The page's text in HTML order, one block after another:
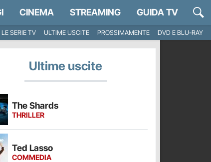
CINEMA STREAMING GUIDA TV
SERIE TV ULTIME USCITE PROSSIMAMENTE
DVD E BLU-RAY
Ultime uscite
The Shards
THRILLER
Ted Lasso
COMMEDIA